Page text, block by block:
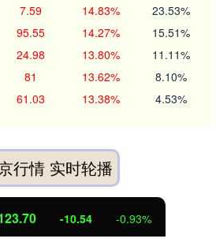
7.59 14.83% 23.53%
95.55 14.27% 15.51%
24.98 13.80% 11.11%
81 13.62% 8.10%
61.03 13.38% 4.53%
行情 实时轮播
-10.54 -0.93%